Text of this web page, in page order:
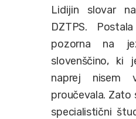
Lidijin slovar
DZTPS.
pozorna na
slovenščino, ki
naprej nisem
proučevala. Zato
specialistični